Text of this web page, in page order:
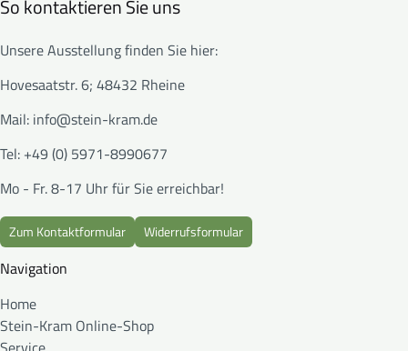
So kontaktieren Sie uns
Unsere Ausstellung finden Sie hier:
Hovesaatstr. 6; 48432 Rheine
Mail: info@stein-kram.de
Tel: +49 (0) 5971-8990677
Mo - Fr. 8-17 Uhr für Sie erreichbar!
Zum Kontaktformular Widerrufsformular
Navigation
Home
Stein-Kram Online-Shop